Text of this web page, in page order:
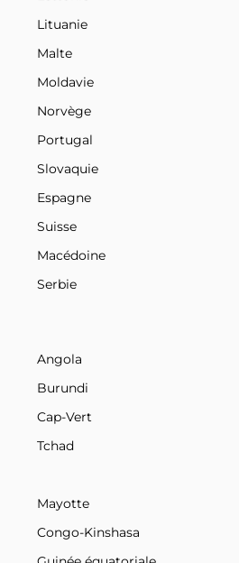
Lituanie
Malte
Moldavie
Norvège
Portugal
Slovaquie
Espagne
Suisse
Macédoine
Serbie
Angola
Burundi
Cap-Vert
Tchad
Mayotte
Congo-Kinshasa